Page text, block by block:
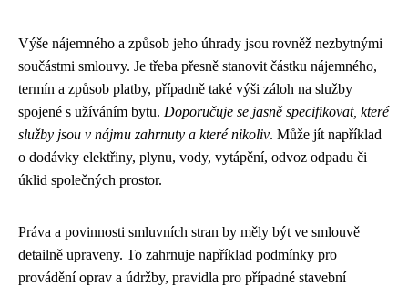
Výše nájemného a způsob jeho úhrady jsou rovněž nezbytnými
součástmi smlouvy. Je třeba přesně stanovit částku nájemného,
termín a způsob platby, případně také výši záloh na služby
spojené s užíváním bytu. Doporučuje se jasně specifikovat, které
služby jsou v nájmu zahrnuty a které nikoliv. Může jít například
o dodávky elektřiny, plynu, vody, vytápění, odvoz odpadu či
úklid společných prostor.
Práva a povinnosti smluvních stran by měly být ve smlouvě
detailně upraveny. To zahrnuje například podmínky pro
provádění oprav a údržby, pravidla pro případné stavební